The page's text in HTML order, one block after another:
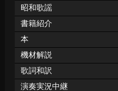
昭和歌謡
書籍紹介
本
機材解説
歌詞和訳
演奏実況中継